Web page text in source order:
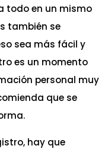
todo en un mismo
también se
sea más fácil y
es un momento
personal muy
que se
hay que